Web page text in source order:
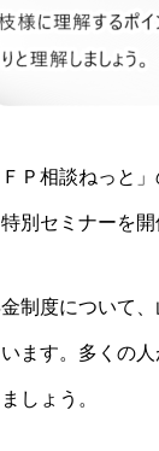
Ｐ相談ねっと
別セミナーを開
制度について
ます。多くの
しょう。